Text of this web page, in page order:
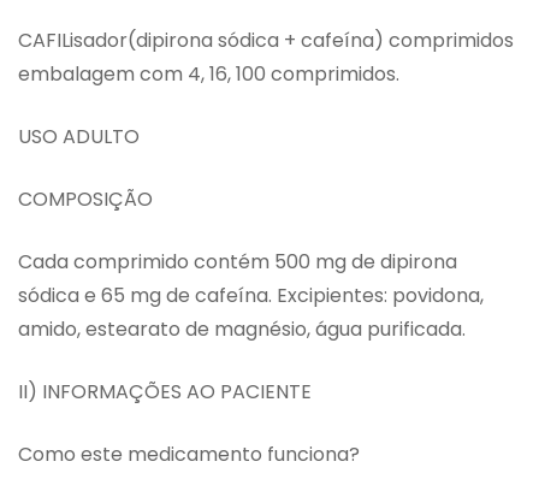
CAFILisador(dipirona sódica + cafeína) comprimidos
embalagem com 4, 16, 100 comprimidos.
USO ADULTO
COMPOSIÇÃO
Cada comprimido contém 500 mg de dipirona
sódica e 65 mg de cafeína. Excipientes: povidona,
amido, estearato de magnésio, água purificada.
II) INFORMAÇÕES AO PACIENTE
Como este medicamento funciona?